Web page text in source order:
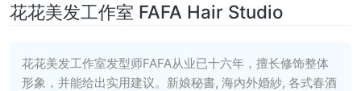
花花美发工作室 FAFA Hair Studio
花花美发工作室发型师FAFA从业已十六年，擅长修饰整体
形象，并能给出实用建议。新娘秘書, 海內外婚紗, 各式春酒